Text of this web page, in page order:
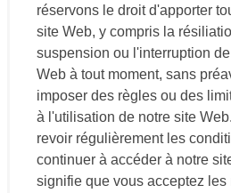
réservons le droit d'apporter
site Web, y compris la
suspension ou l'interruption
Web à tout moment, sans
imposer des règles ou des
à l'utilisation de notre site
revoir régulièrement les
continuer à accéder à notre
signifie que vous acceptez